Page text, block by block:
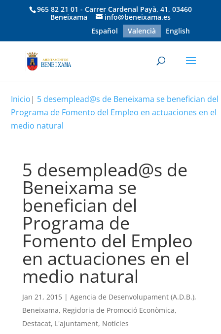
965 82 21 01 - Carrer Cardenal Payà, 41, 03460
Beneixama
info@beneixama.es
Español
Valencià English
Inicio| 5 desemplead@s de Beneixama se benefician del
Programa de Fomento del Empleo en actuaciones en el
medio natural
5 desemplead@s de
Beneixama se
benefician del
Programa de
Fomento del Empleo
en actuaciones en el
medio natural
Jan 21, 2015| Agencia de Desenvolupament (A.D.B.),
Beneixama, Regidoria de Promoció Econòmica,
Destacat, L'ajuntament, Notícies